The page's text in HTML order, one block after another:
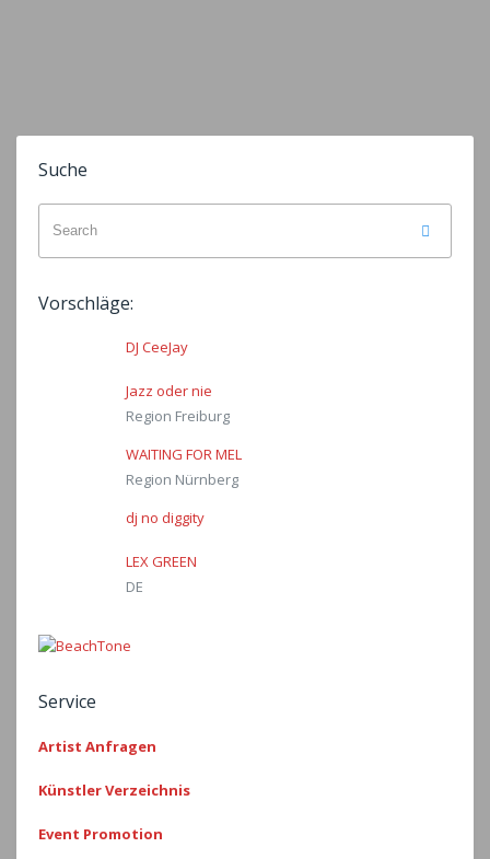
Suche
for:
Vorschläge:
DJ CeeJay
Jazz oder nie
Region Freiburg
WAITING FOR MEL
Region Nürnberg
dj no diggity
LEX GREEN
DE
Service
Artist Anfragen
Künstler Verzeichnis
Event Promotion